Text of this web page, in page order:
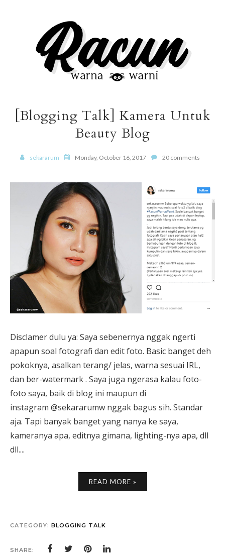
[Blogging Talk] Kamera Untuk
Beauty Blog
sekararum Monday, October 16, 2017 20 comments
Disclamer dulu ya: Saya sebenernya nggak ngerti
apapun soal fotografi dan edit foto. Basic banget deh
pokoknya, asalkan terang/ jelas, warna sesuai IRL,
dan ber-watermark . Saya juga ngerasa kalau foto-
foto saya, baik di blog ini maupun di
instagram @sekararumw nggak bagus sih. Standar
aja. Tapi banyak banget yang nanya ke saya,
kameranya apa, editnya gimana, lighting-nya apa, dll
dll....
READ MORE »
CATEGORY: BLOGGING TALK
SHARE: